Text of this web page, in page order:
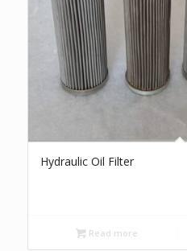
Hydraulic Oil Filter
Read more